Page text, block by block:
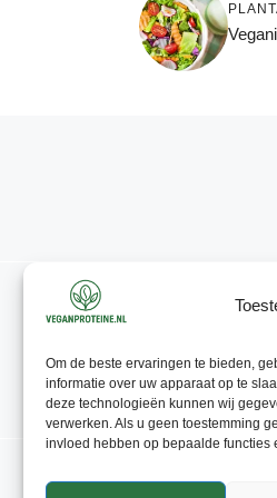
Om de beste ervaringen te bieden,
informatie over uw apparaat op te
deze technologieën kunnen wij
verwerken. Als u geen toestemming
invloed hebben op bepaalde functies